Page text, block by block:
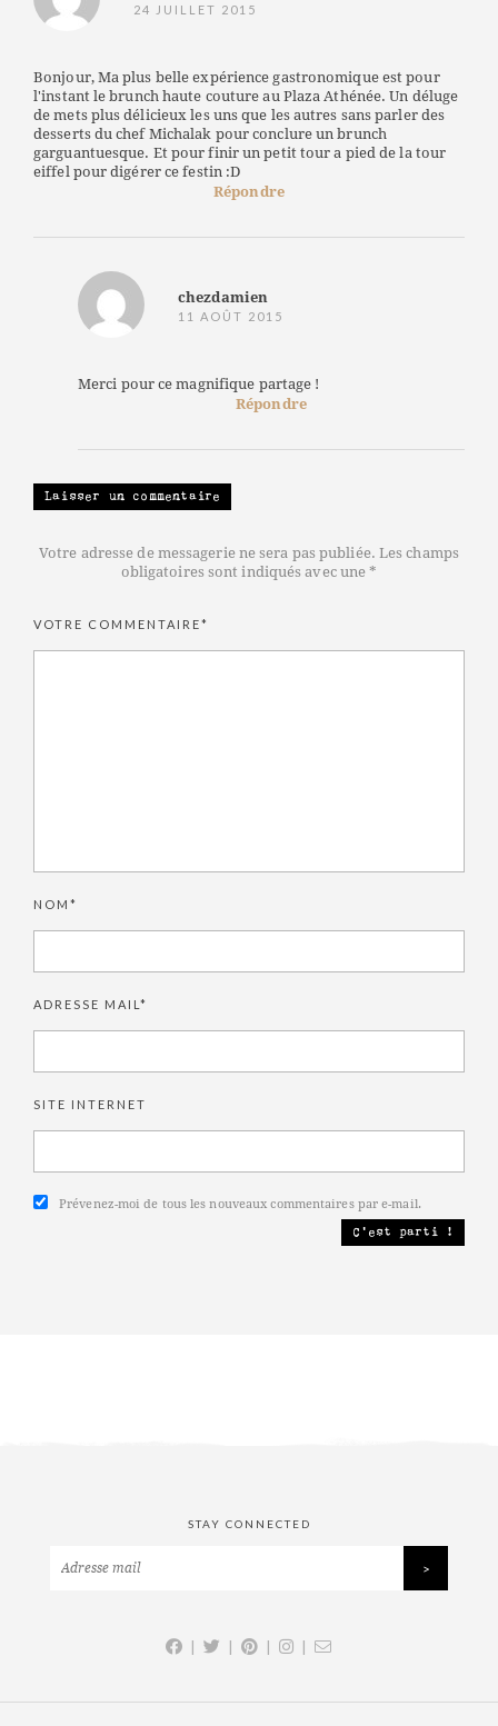
24 JUILLET 2015
Bonjour, Ma plus belle expérience gastronomique est pour
l'instant le brunch haute couture au Plaza Athénée. Un déluge
de mets plus délicieux les uns que les autres sans parler des
desserts du chef Michalak pour conclure un brunch
garguantuesque. Et pour finir un petit tour a pied de la tour
eiffel pour digérer ce festin :D
Répondre
chezdamien
11 AOÛT 2015
Merci pour ce magnifique partage !
Répondre
Laisser un commentaire
Votre adresse de messagerie ne sera pas publiée. Les champs
obligatoires sont indiqués avec une *
VOTRE COMMENTAIRE*
NOM*
ADRESSE MAIL*
SITE INTERNET
Prévenez-moi de tous les nouveaux commentaires par e-mail.
STAY CONNECTED
| | | |